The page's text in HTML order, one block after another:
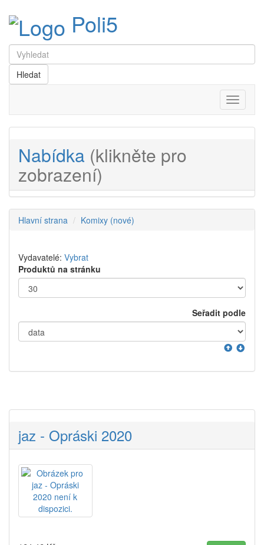
Poli5
Menu
Nabídka (klikněte pro
zobrazení)
Hlavní strana Komixy (nové)
Vydavatelé: Vybrat
Produktů na stránku
Seřadit podle
jaz - Opráski 2020